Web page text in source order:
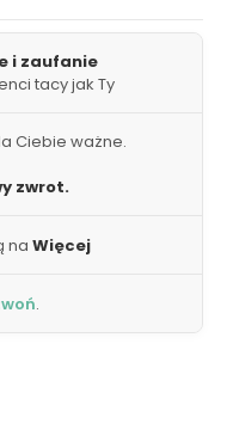
i zaufanie
tacy jak Ty
Ciebie ważne.
zwrot.
na Więcej
.